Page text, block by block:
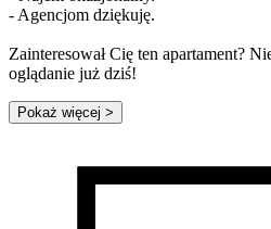
- Agencjom dziękuję.
Zainteresował Cię ten apartament?
oglądanie już dziś!
Pokaż więcej >